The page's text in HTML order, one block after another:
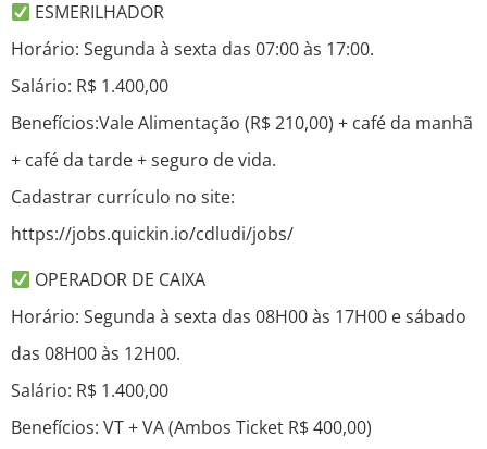
ESMERILHADOR
Horário: Segunda à sexta das 07:00 às 17:00.
Salário: R$ 1.400,00
Benefícios:Vale Alimentação (R$ 210,00) + café da manhã
+ café da tarde + seguro de vida.
Cadastrar currículo no site:
https://jobs.quickin.io/cdludi/jobs/
OPERADOR DE CAIXA
Horário: Segunda à sexta das 08H00 às 17H00 e sábado
das 08H00 às 12H00.
Salário: R$ 1.400,00
Benefícios: VT + VA (Ambos Ticket R$ 400,00)